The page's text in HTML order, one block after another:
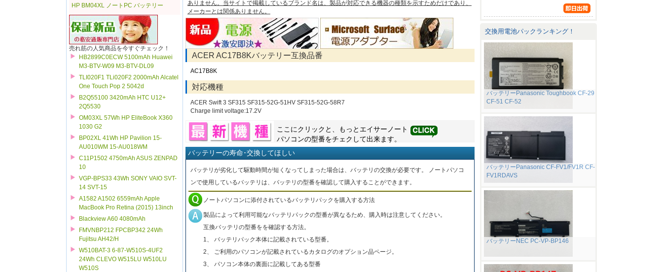
HP BM04XL ノートPC バッテリー
売れ筋の人気商品を今すぐチェック！
HB2899C0ECW 5100mAh Huawei
M3-BTV-W09 M3-BTV-DL09
TLI020F1 TLi020F2 2000mAh Alcatel
One Touch Pop 2 5042d
B2Q55100 3420mAh HTC U12+
2Q5530
OM03XL 57Wh HP EliteBook X360
1030 G2
BP02XL 41Wh HP Pavilion 15-
AU010WM 15-AU018WM
C11P1502 4750mAh ASUS ZENPAD
10
VGP-BPS33 43Wh SONY VAIO SVT-
14 SVT-15
A1582 A1502 6559mAh Apple
MacBook Pro Retina (2015) 13inch
Blackview A60 4080mAh
FMVNBP212 FPCBP342 24Wh
Fujitsu AH42/H
W510BAT-3 6-87-W510S-4UF2
24Wh CLEVO W515LU W510LU
W510S
ありません。当サイトで掲載しているブランド名は、製品が対応できる機器の種類を示すためだけであり、
メーカーとは関係ありません。
ACER AC17B8Kバッテリー互換品番
AC17B8K
対応機種
ACER Swift 3 SF315 SF315-52G-51HV SF315-52G-58R7
Charge limit voltage:17.2V
ここにクリックと、もっと エイサー ノート
パソコンの型番をチェクして出来ます。
バッテリーの寿命･交換してほしい
バッテリが劣化して駆動時間が短くなってしまった場合は、バッテリの交換が必要です。 ノートパソコ
ンで使用しているバッテリは、バッテリの型番を確認して購入することができます。
ノートパソコンに添付されているバッテリパックを購入する方法
製品によって利用可能なバッテリパックの型番が異なるため、購入時は注意してください。
互換バッテリの型番をを確認する方法。
1、 バッテリパック本体に記載されている型番。
2、 ご利用のパソコンが記載されているカタログのオプション品ページ。
3、 パソコン本体の裏面に記載してある型番
交換用電池パックランキング！
バッテリーPanasonic Toughbook CF-29
CF-51 CF-52
バッテリーPanasonic CF-FV1/FV1R CF-
FV1RDAVS
バッテリーNEC PC-VP-BP146